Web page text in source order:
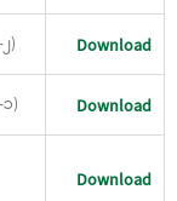
) Download
) Download
Download